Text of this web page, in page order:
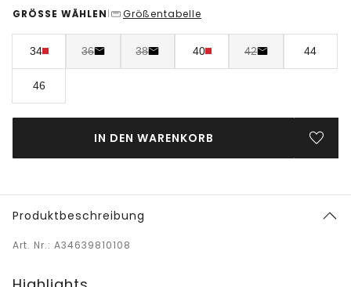
GRÖSSE WÄHLEN | Größentabelle
34 36 38 40 42 44
46
IN DEN WARENKORB
Produktbeschreibung
Art. Nr.: A34639810108